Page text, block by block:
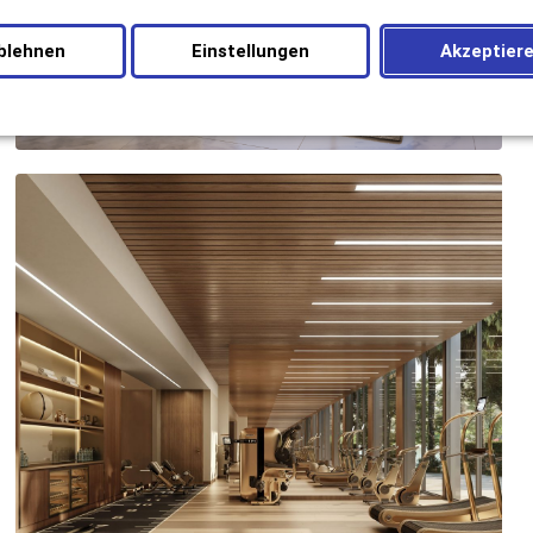
Einstellungen